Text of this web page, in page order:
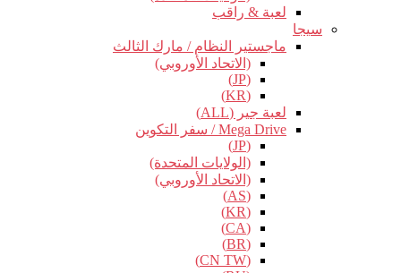
لعبة & راقب
سيجا
ماجستير النظام / مارك الثالث
(الاتحاد الأوروبي)
(JP)
(KR)
لعبة جير (ALL)
Mega Drive / سفر التكوين
(JP)
(الولايات المتحدة)
(الاتحاد الأوروبي)
(AS)
(KR)
(CA)
(BR)
(CN TW)